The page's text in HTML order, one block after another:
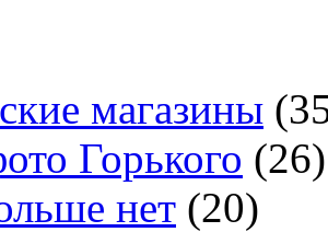
магазины
Горького (26)
нет (20)